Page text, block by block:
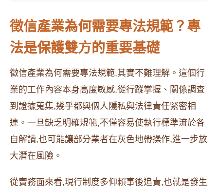
徵信產業為何需要專法規範？專
法是保護雙方的重要基礎
徵信產業為何需要專法規範,其實不難理解。這個行
業的工作內容本身高度敏感,從行蹤掌握、關係調查
到證據蒐集,幾乎都與個人隱私與法律責任緊密相
連。一旦缺乏明確規範,不僅容易使執行標準流於各
自解讀,也可能讓部分業者在灰色地帶操作,進一步放
大潛在風險。
從實務面來看,現行制度多仰賴事後追責,也就是發生